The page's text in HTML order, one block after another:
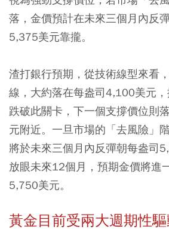
落，金價預計在未來三個月內反
5,375美元靠攏。
渣打銀行預期，從技術線型來看
線，大約落在每盎司4,100美元
跌破此關卡，下一個支撐價位則
元附近。一旦市場的「去風險」
將於未來三個月內反彈朝每盎司
放眼未來12個月，預期金價將進
5,750美元。
黃金目前受兩大週期性